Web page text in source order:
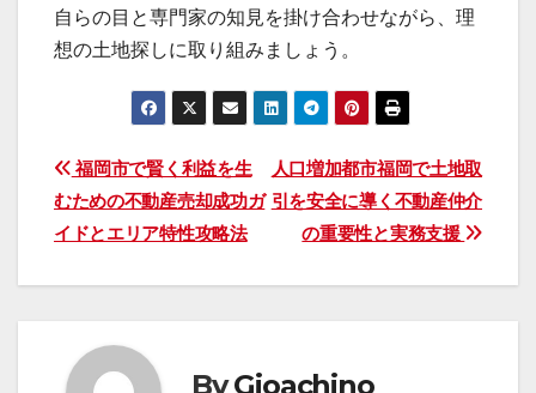
自らの目と専門家の知見を掛け合わせながら、理
想の土地探しに取り組みましょう。
投
稿
ナ
ゲ
人口増加都市福岡で土地取
引を安全に導く不動産仲介
の重要性と実務支援
福岡市で賢く利益を生
むための不動産売却成功ガ
イドとエリア特性攻略法
ByGioachino